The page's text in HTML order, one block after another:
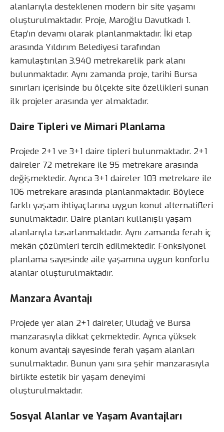
alanlarıyla desteklenen modern bir site yaşamı
oluşturulmaktadır. Proje, Maroğlu Davutkadı 1.
Etap’ın devamı olarak planlanmaktadır. İki etap
arasında Yıldırım Belediyesi tarafından
kamulaştırılan 3.940 metrekarelik park alanı
bulunmaktadır. Aynı zamanda proje, tarihi Bursa
sınırları içerisinde bu ölçekte site özellikleri sunan
ilk projeler arasında yer almaktadır.
Daire Tipleri ve Mimari Planlama
Projede 2+1 ve 3+1 daire tipleri bulunmaktadır. 2+1
daireler 72 metrekare ile 95 metrekare arasında
değişmektedir. Ayrıca 3+1 daireler 103 metrekare ile
106 metrekare arasında planlanmaktadır. Böylece
farklı yaşam ihtiyaçlarına uygun konut alternatifleri
sunulmaktadır. Daire planları kullanışlı yaşam
alanlarıyla tasarlanmaktadır. Aynı zamanda ferah iç
mekân çözümleri tercih edilmektedir. Fonksiyonel
planlama sayesinde aile yaşamına uygun konforlu
alanlar oluşturulmaktadır.
Manzara Avantajı
Projede yer alan 2+1 daireler, Uludağ ve Bursa
manzarasıyla dikkat çekmektedir. Ayrıca yüksek
konum avantajı sayesinde ferah yaşam alanları
sunulmaktadır. Bunun yanı sıra şehir manzarasıyla
birlikte estetik bir yaşam deneyimi
oluşturulmaktadır.
Sosyal Alanlar ve Yaşam Avantajları